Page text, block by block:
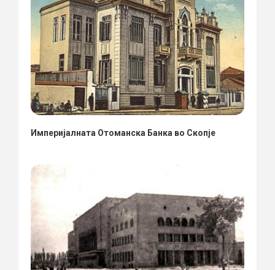
Империјалната Отоманска Банка во Скопје